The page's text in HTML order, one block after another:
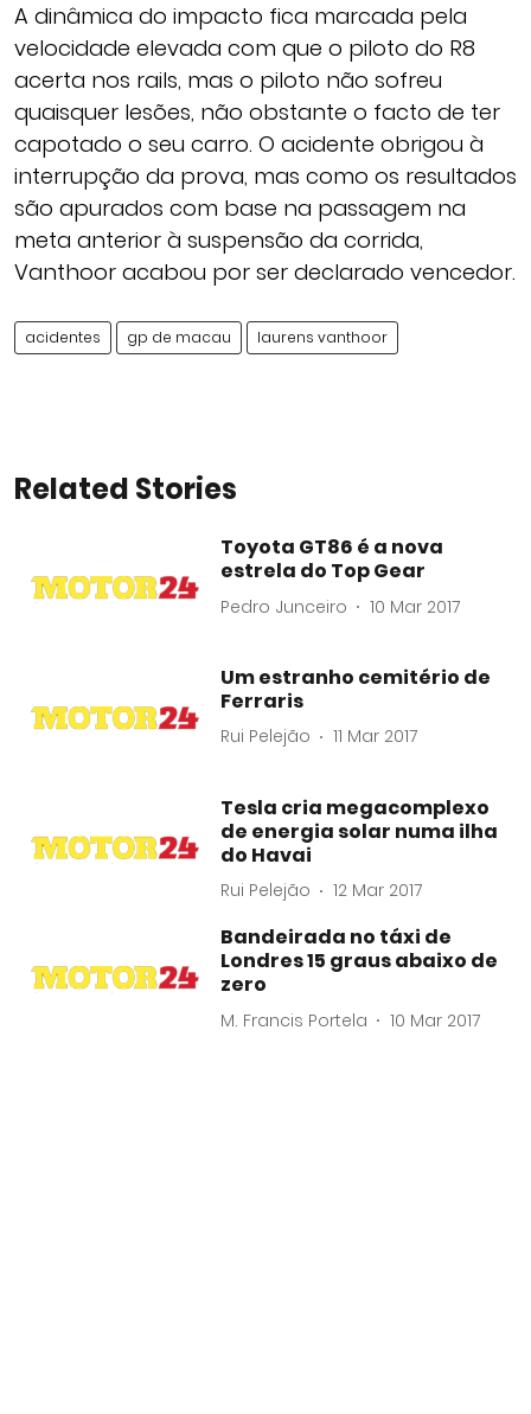
A dinâmica do impacto fica marcada pela
velocidade elevada com que o piloto do R8
acerta nos rails, mas o piloto não sofreu
quaisquer lesões, não obstante o facto de ter
capotado o seu carro. O acidente obrigou à
interrupção da prova, mas como os resultados
são apurados com base na passagem na
meta anterior à suspensão da corrida,
Vanthoor acabou por ser declarado vencedor.
acidentes gp de macau laurens vanthoor
Related Stories
Toyota GT86 é a nova
estrela do Top Gear
Pedro Junceiro 10 Mar 2017
Um estranho cemitério de
Ferraris
Rui Pelejão 11 Mar 2017
Tesla cria megacomplexo
de energia solar numa ilha
do Havai
Rui Pelejão 12 Mar 2017
Bandeirada no táxi de
Londres 15 graus abaixo de
zero
M. Francis Portela 10 Mar 2017